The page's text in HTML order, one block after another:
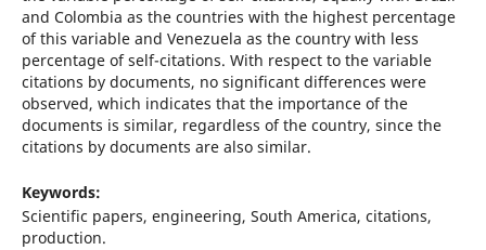
and Colombia as the countries with the highest percentage
of this variable and Venezuela as the country with less
percentage of self-citations. With respect to the variable
citations by documents, no significant differences were
observed, which indicates that the importance of the
documents is similar, regardless of the country, since the
citations by documents are also similar.
Keywords:
Scientific papers, engineering, South America, citations,
production.